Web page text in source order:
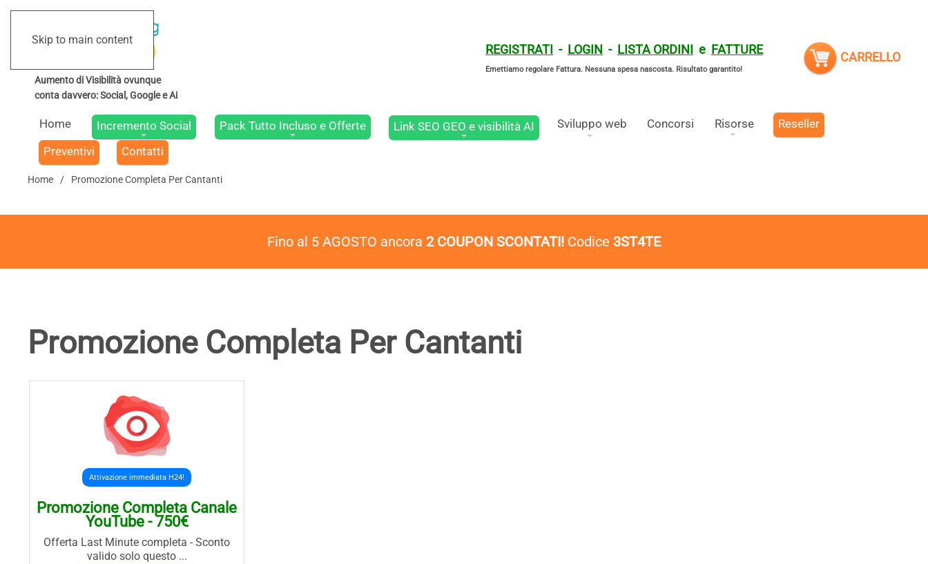
Skip to main content
REGISTRATI - LOGIN - LISTA ORDINI e FATTURE
Emettiamo regolare Fattura. Nessuna spesa nascosta. Risultato garantito!
CARRELLO
Home Incremento Social Pack Tutto Incluso e Offerte Link SEO GEO e visibilità AI Sviluppo web Concorsi Risorse
Reseller
Preventivi
Contatti
Home Promozione Completa Per Cantanti
Fino al 5 AGOSTO ancora 2 COUPON SCONTATI! Codice 3ST4TE
Promozione Completa Per Cantanti
Attivazione immediata H24!
Promozione Completa Canale
YouTube - 750€
Offerta Last Minute completa - Sconto
valido solo questo ...